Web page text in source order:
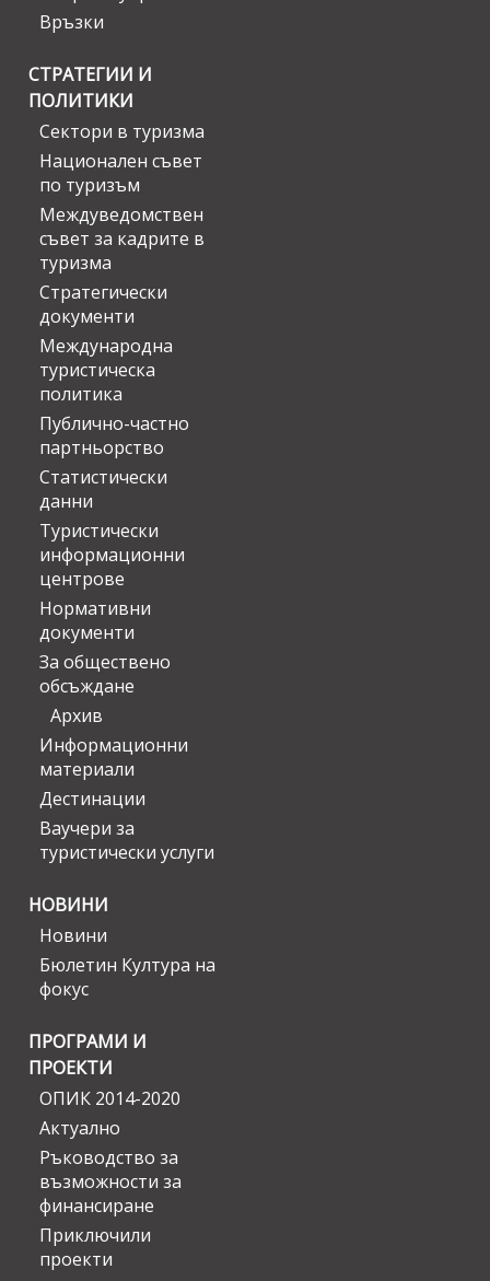
Връзки
СТРАТЕГИИ И
ПОЛИТИКИ
Сектори в туризма
Национален съвет
по туризъм
Междуведомствен
съвет за кадрите в
туризма
Стратегически
документи
Международна
туристическа
политика
Публично-частно
партньорство
Статистически
данни
Туристически
информационни
центрове
Нормативни
документи
За обществено
обсъждане
Архив
Информационни
материали
Дестинации
Ваучери за
туристически услуги
НОВИНИ
Новини
Бюлетин Култура на
фокус
ПРОГРАМИ И
ПРОЕКТИ
ОПИК 2014-2020
Актуално
Ръководство за
възможности за
финансиране
Приключили
проекти